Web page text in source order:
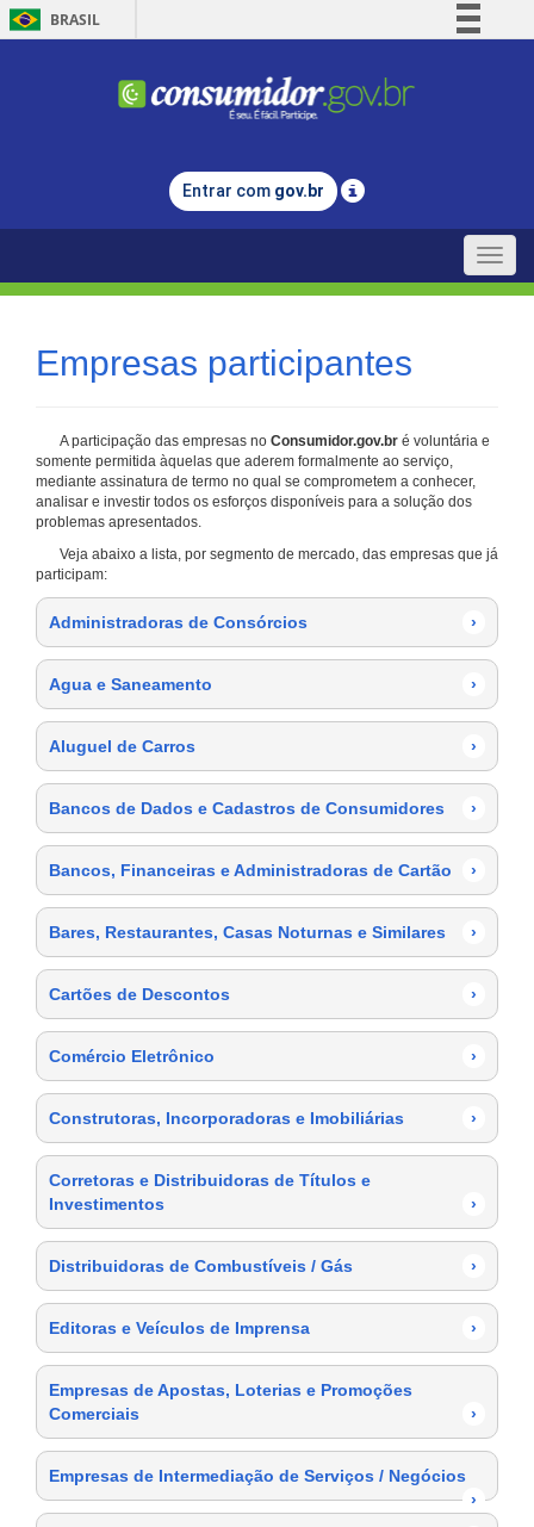
BRASIL
Comunica BR
Legislação
Entrar com gov.br
Toggle
Empresas participantes
A participação das empresas no Consumidor.gov.br é voluntária e
somente permitida àquelas que aderem formalmente ao serviço,
mediante assinatura de termo no qual se comprometem a conhecer,
analisar e investir todos os esforços disponíveis para a solução dos
problemas apresentados.
Veja abaixo a lista, por segmento de mercado, das empresas que já
participam:
Administradoras de Consórcios ›
Agua e Saneamento ›
Aluguel de Carros ›
Bancos de Dados e Cadastros de Consumidores ›
Bancos, Financeiras e Administradoras de Cartão ›
Bares, Restaurantes, Casas Noturnas e Similares ›
Cartões de Descontos ›
Comércio Eletrônico ›
Construtoras, Incorporadoras e Imobiliárias ›
Corretoras e Distribuidoras de Títulos e
Investimentos
›
Distribuidoras de Combustíveis / Gás ›
Editoras e Veículos de Imprensa ›
Empresas de Apostas, Loterias e Promoções
Comerciais
›
Empresas de Intermediação de Serviços / Negócios
›